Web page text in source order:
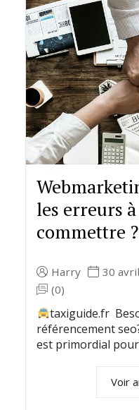
les erreurs
commettre ?
Harry 30
(0)
taxiguide.fr
référencement
est primordial
Voir